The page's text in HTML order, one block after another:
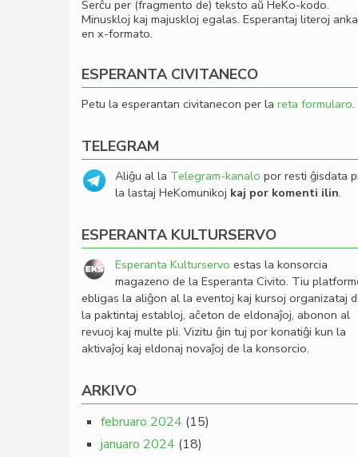
Serĉu per (fragmento de) teksto aŭ HeKo-kodo.
Minuskloj kaj majuskloj egalas. Esperantaj literoj
en x-formato.
ESPERANTA CIVITANECO
Petu la esperantan civitanecon per la reta formularo.
TELEGRAM
Aliĝu al la Telegram-kanalo por resti ĝisdata
la lastaj HeKomunikoj kaj por komenti ilin.
ESPERANTA KULTURSERVO
Esperanta Kulturservo estas la konsorcia
magazeno de la Esperanta Civito. Tiu
ebligas la aliĝon al la eventoj kaj kursoj organizataj
la paktintaj establoj, aĉeton de eldonaĵoj, abonon al
revuoj kaj multe pli. Vizitu ĝin tuj por konatiĝi kun la
aktivaĵoj kaj eldonaj novaĵoj de la konsorcio.
ARKIVO
februaro 2024 (15)
januaro 2024 (18)